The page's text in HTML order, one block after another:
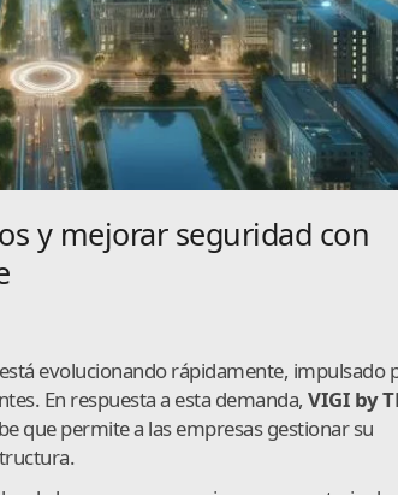
y mejorar seguridad con
evolucionando rápidamente, impulsado
En respuesta a esta demanda, VIGI by
que permite a las empresas gestionar su